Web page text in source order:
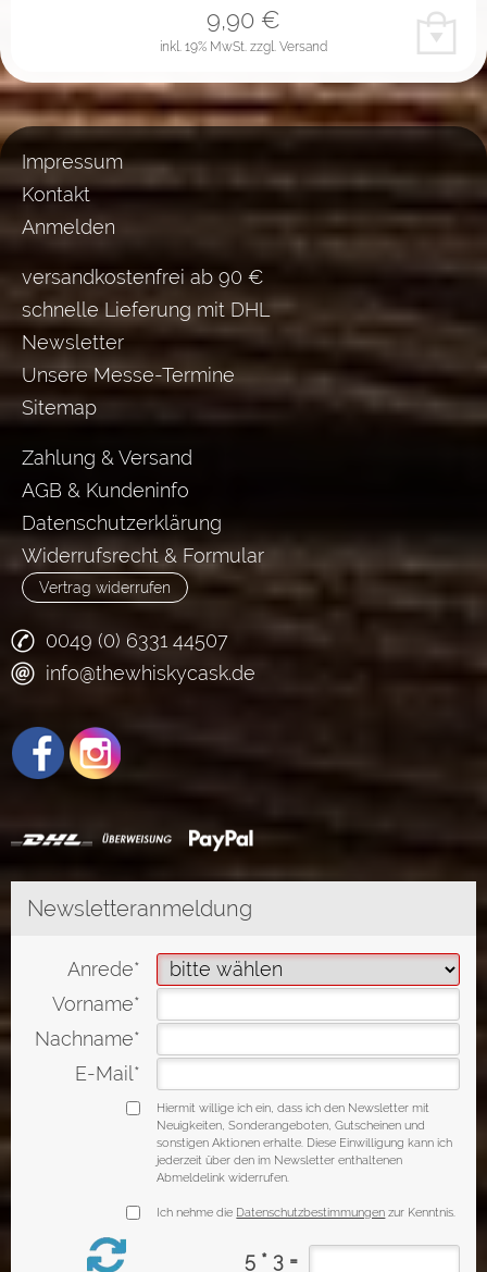
inkl. 19% MwSt. zzgl. Versand
9,90 €
Impressum
Kontakt
Anmelden
versandkostenfrei ab 90 €
schnelle Lieferung mit DHL
Newsletter
Unsere Messe-Termine
Sitemap
Zahlung & Versand
AGB & Kundeninfo
Datenschutzerklärung
Widerrufsrecht & Formular
Vertrag widerrufen
0049 (0) 6331 44507
info@thewhiskycask.de